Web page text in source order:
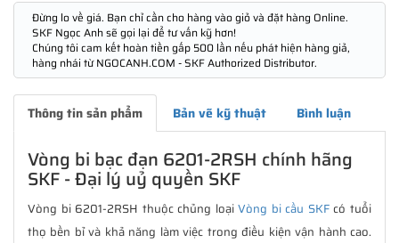
Đừng lo về giá. Bạn chỉ cần cho hàng vào giỏ và đặt hàng Online.
SKF Ngọc Anh sẽ gọi lại để tư vấn kỹ hơn!
Chúng tôi cam kết hoàn tiền gấp 500 lần nếu phát hiện hàng giả,
hàng nhái từ NGOCANH.COM - SKF Authorized Distributor.
Thông tin sản phẩm Bản vẽ kỹ thuật Bình luận
Vòng bi bạc đạn 6201-2RSH chính hãng
SKF - Đại lý uỷ quyền SKF
Vòng bi 6201-2RSH thuộc chủng loạiVòng bi cầu SKFcó tuổi
thọ bền bỉ và khả năng làm việc trong điều kiện vận hành cao.